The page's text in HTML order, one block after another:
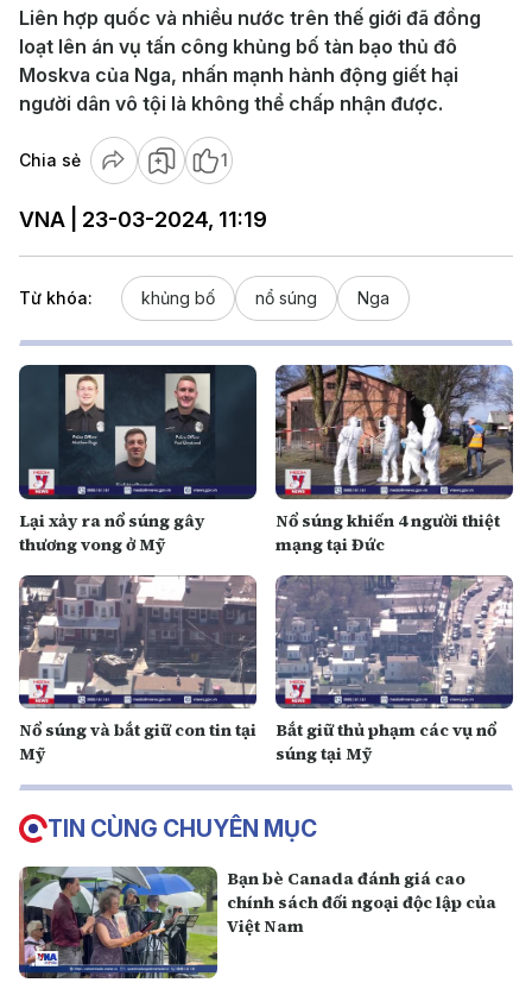
Liên hợp quốc và nhiều nước trên thế giới đã đồng
loạt lên án vụ tấn công khủng bố tàn bạo thủ đô
Moskva của Nga, nhấn mạnh hành động giết hại
người dân vô tội là không thể chấp nhận được.
Chia sẻ 1
VNA | 23-03-2024, 11:19
Từ khóa: khủng bố nổ súng Nga
Lại xảy ra nổ súng gây
thương vong ở Mỹ
Nổ súng khiến 4 người thiệt
mạng tại Đức
Nổ súng và bắt giữ con tin tại
Mỹ
Bắt giữ thủ phạm các vụ nổ
súng tại Mỹ
TIN CÙNG CHUYÊN MỤC
Bạn bè Canada đánh giá cao
chính sách đối ngoại độc lập của
Việt Nam